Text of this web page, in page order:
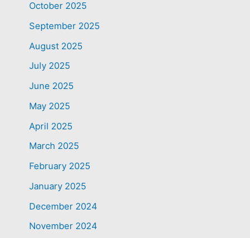
October 2025
September 2025
August 2025
July 2025
June 2025
May 2025
April 2025
March 2025
February 2025
January 2025
December 2024
November 2024